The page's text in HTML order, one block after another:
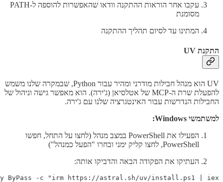
עקבו אחר הוראות ההתקנה וודאו שהאפשרות להוספה ל-PATH
מסומנת
המתינו עד לסיום תהליך ההתקנה
התקנת UV
UV הוא מנהל חבילות מודרני ומהיר עבור Python, שבמקרה שלנו משמש
להפעלת שרת ה-MCP של אטלסיאן (ג'ירה). הוא מאפשר גישה וניהול של
החבילות הנדרשות עבור האינטגרציה שלנו עם ג'ירה.
למשתמשי Windows:
הפעילו את PowerShell במצב מנהל (לחצו על התחל, חפשו
PowerShell, לחצו קליק ימני ובחרו "הפעל כמנהל")
העתיקו את הפקודה הבאה והדביקו אותה:
ByPass -c "irm https://astral.sh/uv/install.ps1 | iex"